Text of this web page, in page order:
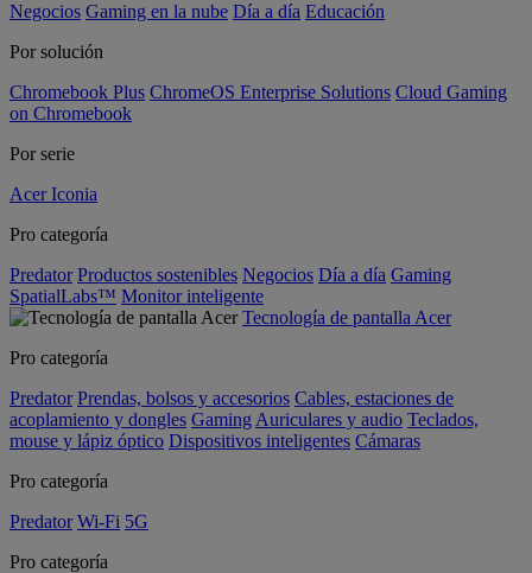
Negocios Gaming en la nube Día a día Educación
Por solución
Chromebook Plus ChromeOS Enterprise Solutions Cloud Gaming
on Chromebook
Por serie
Acer Iconia
Pro categoría
Predator Productos sostenibles Negocios Día a día Gaming
SpatialLabs™ Monitor inteligente
Tecnología de pantalla Acer
Pro categoría
Predator Prendas, bolsos y accesorios Cables, estaciones de
acoplamiento y dongles Gaming Auriculares y audio Teclados,
mouse y lápiz óptico Dispositivos inteligentes Cámaras
Pro categoría
Predator Wi-Fi 5G
Pro categoría